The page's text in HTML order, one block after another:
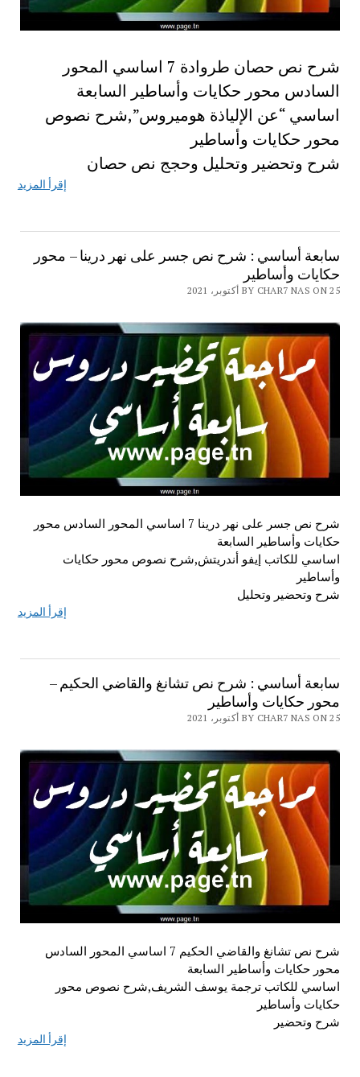
شرح نص حصان طروادة 7 اساسي المحور
السادس محور حكايات وأساطير السابعة
اساسي “عن الإلياذة هوميروس”,شرح نصوص
محور حكايات وأساطير
شرح وتحضير وتحليل وحجج نص حصان
إقرأ المزيد
سابعة أساسي : شرح نص جسر على نهر درينا – محور
حكايات وأساطير
BY CHAR7 NAS ON 25 أكتوبر، 2021
شرح نص جسر على نهر درينا 7 اساسي المحور السادس محور
حكايات وأساطير السابعة
اساسي للكاتب إيفو أندريتش,شرح نصوص محور حكايات
وأساطير
شرح وتحضير وتحليل
إقرأ المزيد
سابعة أساسي : شرح نص تشانغ والقاضي الحكيم –
محور حكايات وأساطير
BY CHAR7 NAS ON 25 أكتوبر، 2021
شرح نص تشانغ والقاضي الحكيم 7 اساسي المحور السادس
محور حكايات وأساطير السابعة
اساسي للكاتب ترجمة يوسف الشريف,شرح نصوص محور
حكايات وأساطير
شرح وتحضير
إقرأ المزيد